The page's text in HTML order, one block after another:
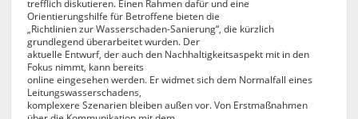
trefflich diskutieren. Einen Rahmen dafür und eine
Orientierungshilfe für Betroffene bieten die
„Richtlinien zur Wasserschaden-Sanierung“, die kürzlich
grundlegend überarbeitet wurden. Der
aktuelle Entwurf, der auch den Nachhaltigkeitsaspekt mit in den
Fokus nimmt, kann bereits
online eingesehen werden. Er widmet sich dem Normalfall eines
Leitungswasserschadens,
komplexere Szenarien bleiben außen vor. Von Erstmaßnahmen